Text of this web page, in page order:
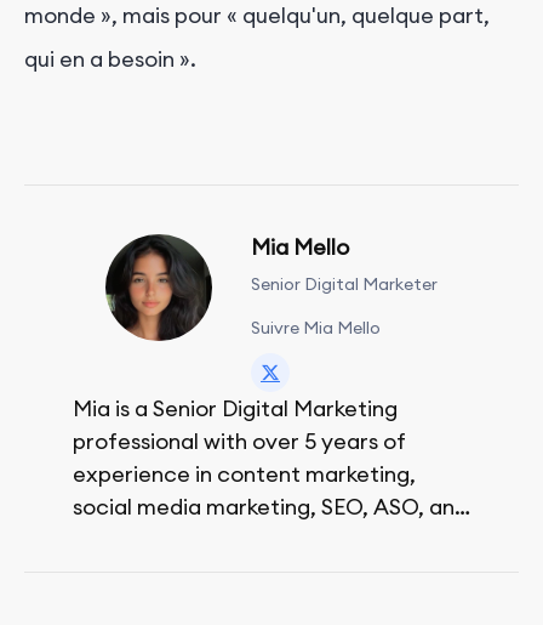
monde », mais pour « quelqu'un, quelque part,
qui en a besoin ».
Mia Mello
Senior Digital Marketer
Suivre Mia Mello
Mia is a Senior Digital Marketing
professional with over 5 years of
experience in content marketing,
social media marketing, SEO, ASO, and